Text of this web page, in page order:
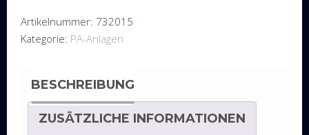
Artikelnummer: 732015
Kategorie: PA-Anlagen
BESCHREIBUNG
ZUSÄTZLICHE INFORMATIONEN